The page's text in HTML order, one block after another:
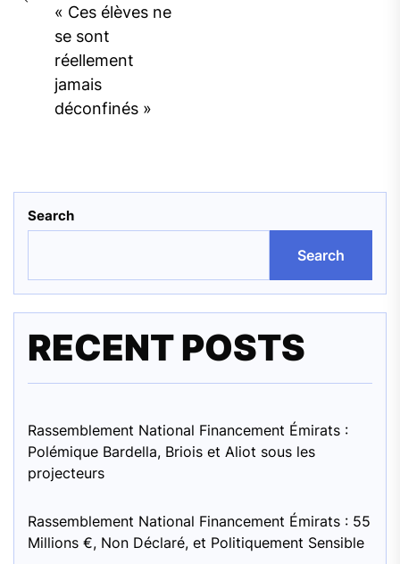
Previous
post:
« Ces élèves ne
se sont
réellement
jamais
déconfinés »
Search
Search
RECENT POSTS
Rassemblement National Financement Émirats :
Polémique Bardella, Briois et Aliot sous les
projecteurs
Rassemblement National Financement Émirats : 55
Millions €, Non Déclaré, et Politiquement Sensible